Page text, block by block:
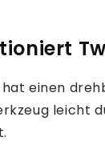
einen
leicht